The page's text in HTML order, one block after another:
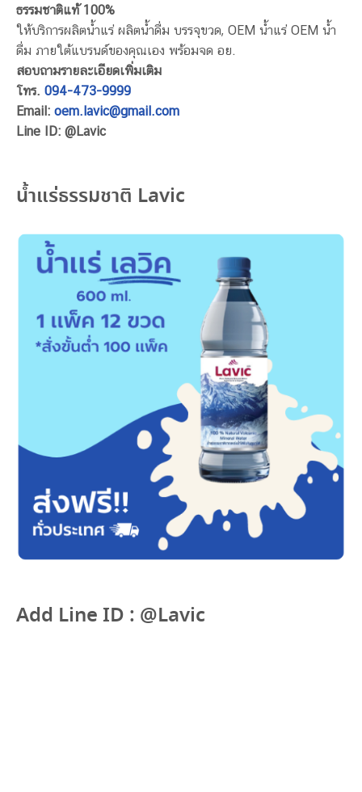
ธรรมชาติแท้ 100%
ให้บริการผลิตน้ำแร่ ผลิตน้ำดื่ม บรรจุขวด, OEM น้ำแร่ OEM น้ำ
ดื่ม ภายใต้แบรนด์ของคุณเอง พร้อมจด อย.
สอบถามรายละเอียดเพิ่มเติม
โทร. 094-473-9999
Email: oem.lavic@gmail.com
Line ID: @Lavic
น้ำแร่ธรรมชาติ Lavic
Add Line ID : @Lavic